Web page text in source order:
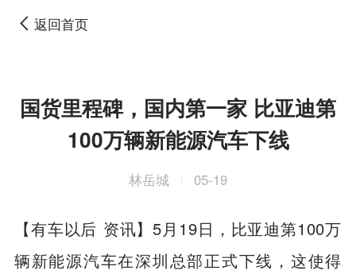
返回首页
国货里程碑，国内第一家 比亚迪第
100万辆新能源汽车下线
林岳城 05-19
【有车以后 资讯】5月19日，比亚迪第100万
辆新能源汽车在深圳总部正式下线，这使得